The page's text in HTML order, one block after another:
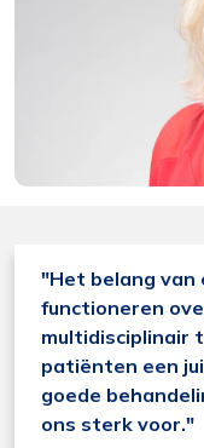
Functioneel
Alleen de cookies
de inhoud van de
bekijken.
"Het belang van
functioneren
multidisciplinair
patiënten een
goede
ons sterk voor."